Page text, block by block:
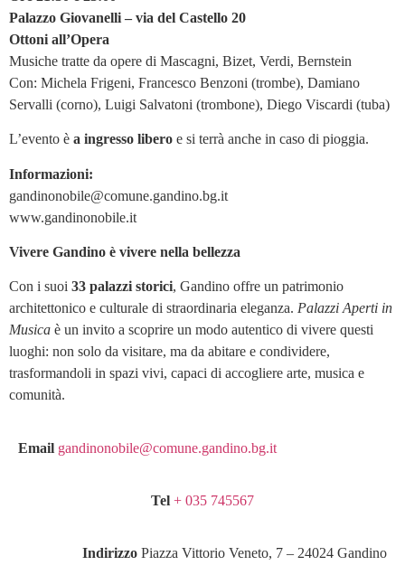
Palazzo Giovanelli – via del Castello 20
Ottoni all’Opera
Musiche tratte da opere di Mascagni, Bizet, Verdi, Bernstein
Con: Michela Frigeni, Francesco Benzoni (trombe), Damiano
Servalli (corno), Luigi Salvatoni (trombone), Diego Viscardi (tuba)
L’evento è a ingresso libero e si terrà anche in caso di pioggia.
Informazioni:
gandinonobile@comune.gandino.bg.it
www.gandinonobile.it
Vivere Gandino è vivere nella bellezza
Con i suoi 33 palazzi storici, Gandino offre un patrimonio
architettonico e culturale di straordinaria eleganza. Palazzi Aperti in
Musica è un invito a scoprire un modo autentico di vivere questi
luoghi: non solo da visitare, ma da abitare e condividere,
trasformandoli in spazi vivi, capaci di accogliere arte, musica e
comunità.
Email gandinonobile@comune.gandino.bg.it
Tel + 035 745567
Indirizzo Piazza Vittorio Veneto, 7 – 24024 Gandino